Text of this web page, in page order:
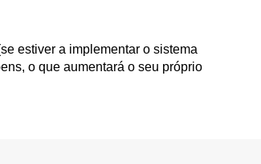
estiver a implementar o sistema
o que aumentará o seu próprio